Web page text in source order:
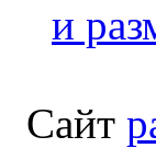
и
Сайт